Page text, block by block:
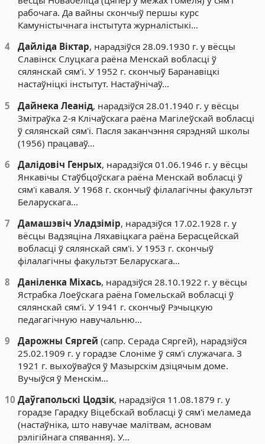
рабочага. Да вайны скончыў першы курс
Камуністычнага інстытута журналістыкі…
4
Дайліда Віктар, нарадзіўся 28.09.1930 г. у вёсцы
Славінск Слуцкага раёна Менскай вобласці ў
сялянскай сям'і. У 1952 г. скончыў Баранавіцкі
настаўніцкі інстытут. Настаўнічаў…
5
Дайнека Леанід, нарадзіўся 28.01.1940 г. у вёсцы
Змітраўка 2-я Клічаўскага раёна Магілеўскай вобласці
ў сялянскай сям'і. Пасля заканчэння сярэдняй школы
(1956) працаваў…
6
Далідовіч Генрых, нарадзіўся 01.06.1946 г. у вёсцы
Янкавічы Стаўбцоўскага раёна Менскай вобласці ў
сям'і каваля. У 1968 г. скончыў філалагічны факультэт
Беларускага…
7
Дамашэвіч Уладзімір, нарадзіўся 17.02.1928 г. у
вёсцы Вадзяціна Ляхавіцкага раёна Берасцейскай
вобласці ў сялянскай сям'і. У 1953 г. скончыў
філалагічны факультэт Беларускага…
8
Даніленка Міхась, нарадзіўся 28.10.1922 г. у вёсцы
Ястрабка Лоеўскага раёна Гомельскай вобласці ў
сялянскай сям'і. У 1941 г. скончыў Рэчыцкую
педагагічную навучальню…
9
Дарожны Сяргей (сапр. Серада Сяргей), нарадзіўся
25.02.1909 г. у горадзе Слоніме ў сям'і служачага. З
1921 г. выхоўваўся ў Мазырскім дзіцячым доме.
Вучыўся ў Менскім…
10 Даўгапольскі Цодзік, нарадзіўся 11.08.1879 г. у
горадзе Гарадку Віцебскай вобласці ў сям'і меламеда
(настаўніка, што навучае малітвам, асновам
рэлігійнага спявання). У…